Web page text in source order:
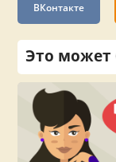
ВКонтакте
Это может